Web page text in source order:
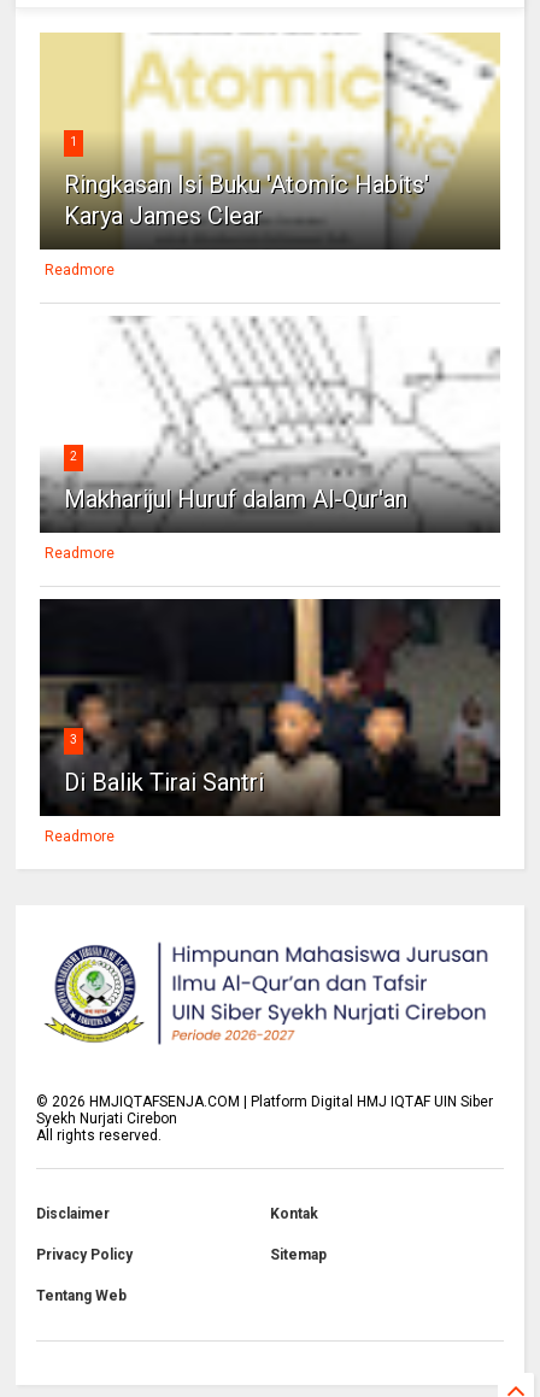
1
Ringkasan Isi Buku 'Atomic Habits'
Karya James Clear
Readmore
2
Makharijul Huruf dalam Al-Qur'an
Readmore
3
Di Balik Tirai Santri
Readmore
© 2026 HMJIQTAFSENJA.COM | Platform Digital HMJ IQTAF UIN Siber
Syekh Nurjati Cirebon
All rights reserved.
Disclaimer Kontak
Privacy Policy Sitemap
Tentang Web